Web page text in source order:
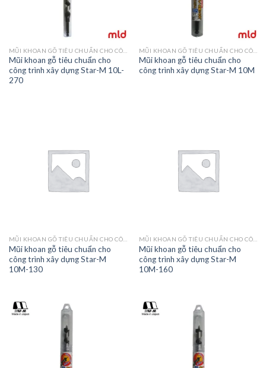
Mũi khoan gỗ tiêu chuẩn cho
công trình xây dựng Star-M 10L-
270
Mũi khoan gỗ tiêu chuẩn cho
công trình xây dựng Star-M 10M
Mũi khoan gỗ tiêu chuẩn cho
công trình xây dựng Star-M
10M-130
Mũi khoan gỗ tiêu chuẩn cho
công trình xây dựng Star-M
10M-160